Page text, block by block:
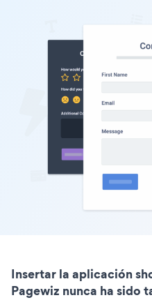
Insertar la aplicación
Pagewiz nunca ha sido